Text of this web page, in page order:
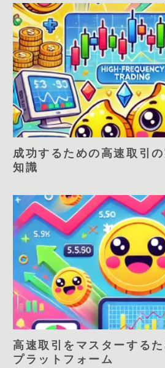
成功するための高速取引
知識
高速取引をマスターする
プラットフォーム